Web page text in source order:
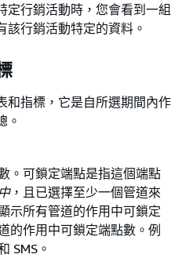
定行銷活動時，您會看到一組
該行銷活動特定的資料。
和指標，它是自所選期間內作
。
。可鎖定端點是指這個端點
，且已選擇至少一個管道來
示所有管道的作用中可鎖定
的作用中可鎖定端點數。例
SMS。